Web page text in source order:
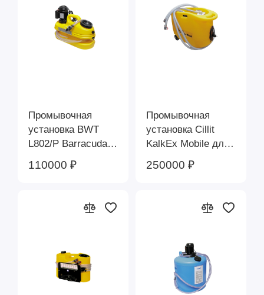
Фильтры доочистки питьевой
воды Woda-Pure BWT
Защита систем отопления
Промывочная
установка BWT
L802/P Barracuda
BWT 16823AA
110000 ₽
Промывочная
установка Cillit
KalkEx Mobile для
трубопроводов и
250000 ₽